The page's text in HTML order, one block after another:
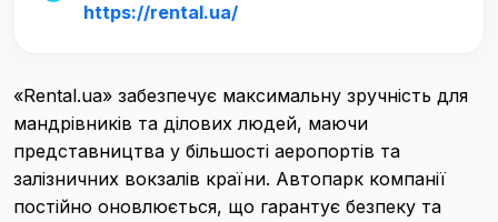
https://rental.ua/
«Rental.ua» забезпечує максимальну зручність для
мандрівників та ділових людей, маючи
представництва у більшості аеропортів та
залізничних вокзалів країни. Автопарк компанії
постійно оновлюється, що гарантує безпеку та